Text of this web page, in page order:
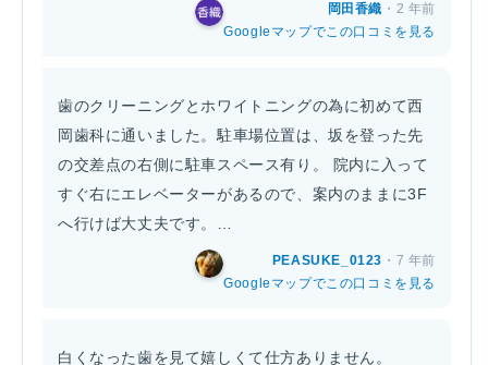
岡田香織 ・2 年前
Googleマップでこの口コミを見る
歯のクリーニングとホワイトニングの為に初めて西
岡歯科に通いました。駐車場位置は、坂を登った先
の交差点の右側に駐車スペース有り。 院内に入って
すぐ右にエレベーターがあるので、案内のままに3F
へ行けば大丈夫です。…
PEASUKE_0123 ・7 年前
Googleマップでこの口コミを見る
白くなった歯を見て嬉しくて仕方ありません。